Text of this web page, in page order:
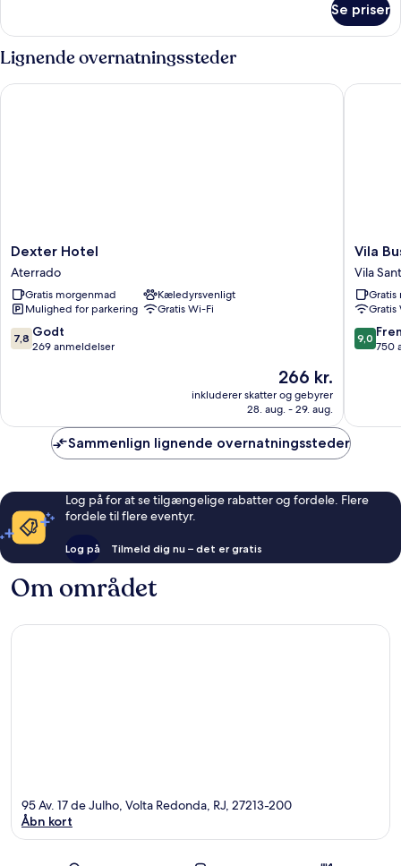
Se priser
Lignende overnatningssteder
Dexter
Hotel
Aterrado
Dexter Hotel
Aterrado
Gratis morgenmad
Kæledyrsvenligt
Mulighed for parkering
Gratis Wi-Fi
7.8
ud
anmeldelser
7,8 Godt
269 anmeldelser
Prisen
266 kr.
266 kr.
inkluderer skatter og gebyrer
28. aug. - 29. aug.
Dexter Hotel
Vila
Business
Hotel
Vila
Santa
Cecília
Vila
Vila
Gratis
Gratis
9.0
ud
9,0
750
Vila
Sammenlign lignende overnatningssteder
Log på for at se tilgængelige rabatter og fordele. Flere
fordele til flere eventyr.
Log på Tilmeld dig nu – det er gratis
Om området
95 Av. 17 de Julho, Volta Redonda, RJ, 27213-200
Åbn kort